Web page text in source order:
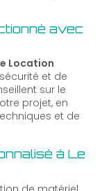
avec
Location
et de
sur le
projet, en
et de
à Le